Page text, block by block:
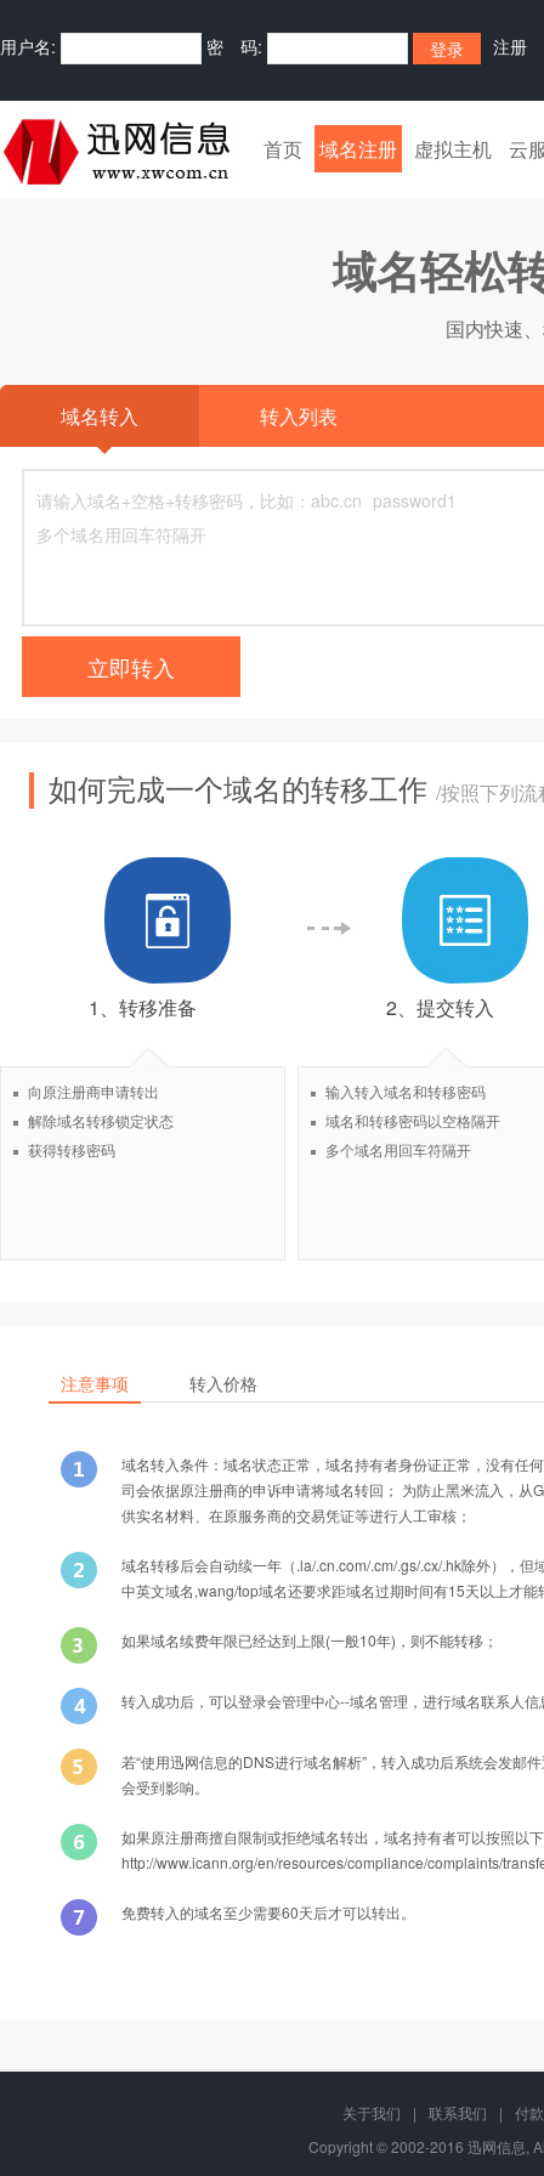
用户名: 密 码: 注册
首页 域名注册 虚拟主机 云
域名轻松
国内快速
域名转入 转入列表
立即转入
如何完成一个域名的转移工作 /按照下列
1、转移准备
向原注册商申请转出
解除域名转移锁定状态
获得转移密码
2、提交转入
输入转入域名和转移密码
域名和转移密码以空格隔开
多个域名用回车符隔开
注意事项 转入价格
域名转入条件：域名状态正常，域名持有者身份证正常，没有任
司会依据原注册商的申诉申请将域名转回； 为防止黑米流入，
供实名材料、在原服务商的交易凭证等进行人工审核；
域名转移后会自动续一年（.la/.cn.com/.cm/.gs/.cx/.hk除外），
中英文域名,wang/top域名还要求距域名过期时间有15天以上才能
如果域名续费年限已经达到上限(一般10年)，则不能转移；
转入成功后，可以登录会管理中心--域名管理，进行域名联系人
若“使用迅网信息的DNS进行域名解析”，转入成功后系统会发邮
会受到影响。
如果原注册商擅自限制或拒绝域名转出，域名持有者可以按照以
http://www.icann.org/en/resources/compliance/complaints/
免费转入的域名至少需要60天后才可以转出。
中文cc域名
Q 能否转入后办理过户？
关于我们 | 联系我们 |
付
Copyright © 2002-2016 迅网信息,